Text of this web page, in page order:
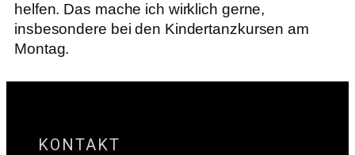
helfen. Das mache ich wirklich gerne,
insbesondere bei den Kindertanzkursen am
Montag.
KONTAKT